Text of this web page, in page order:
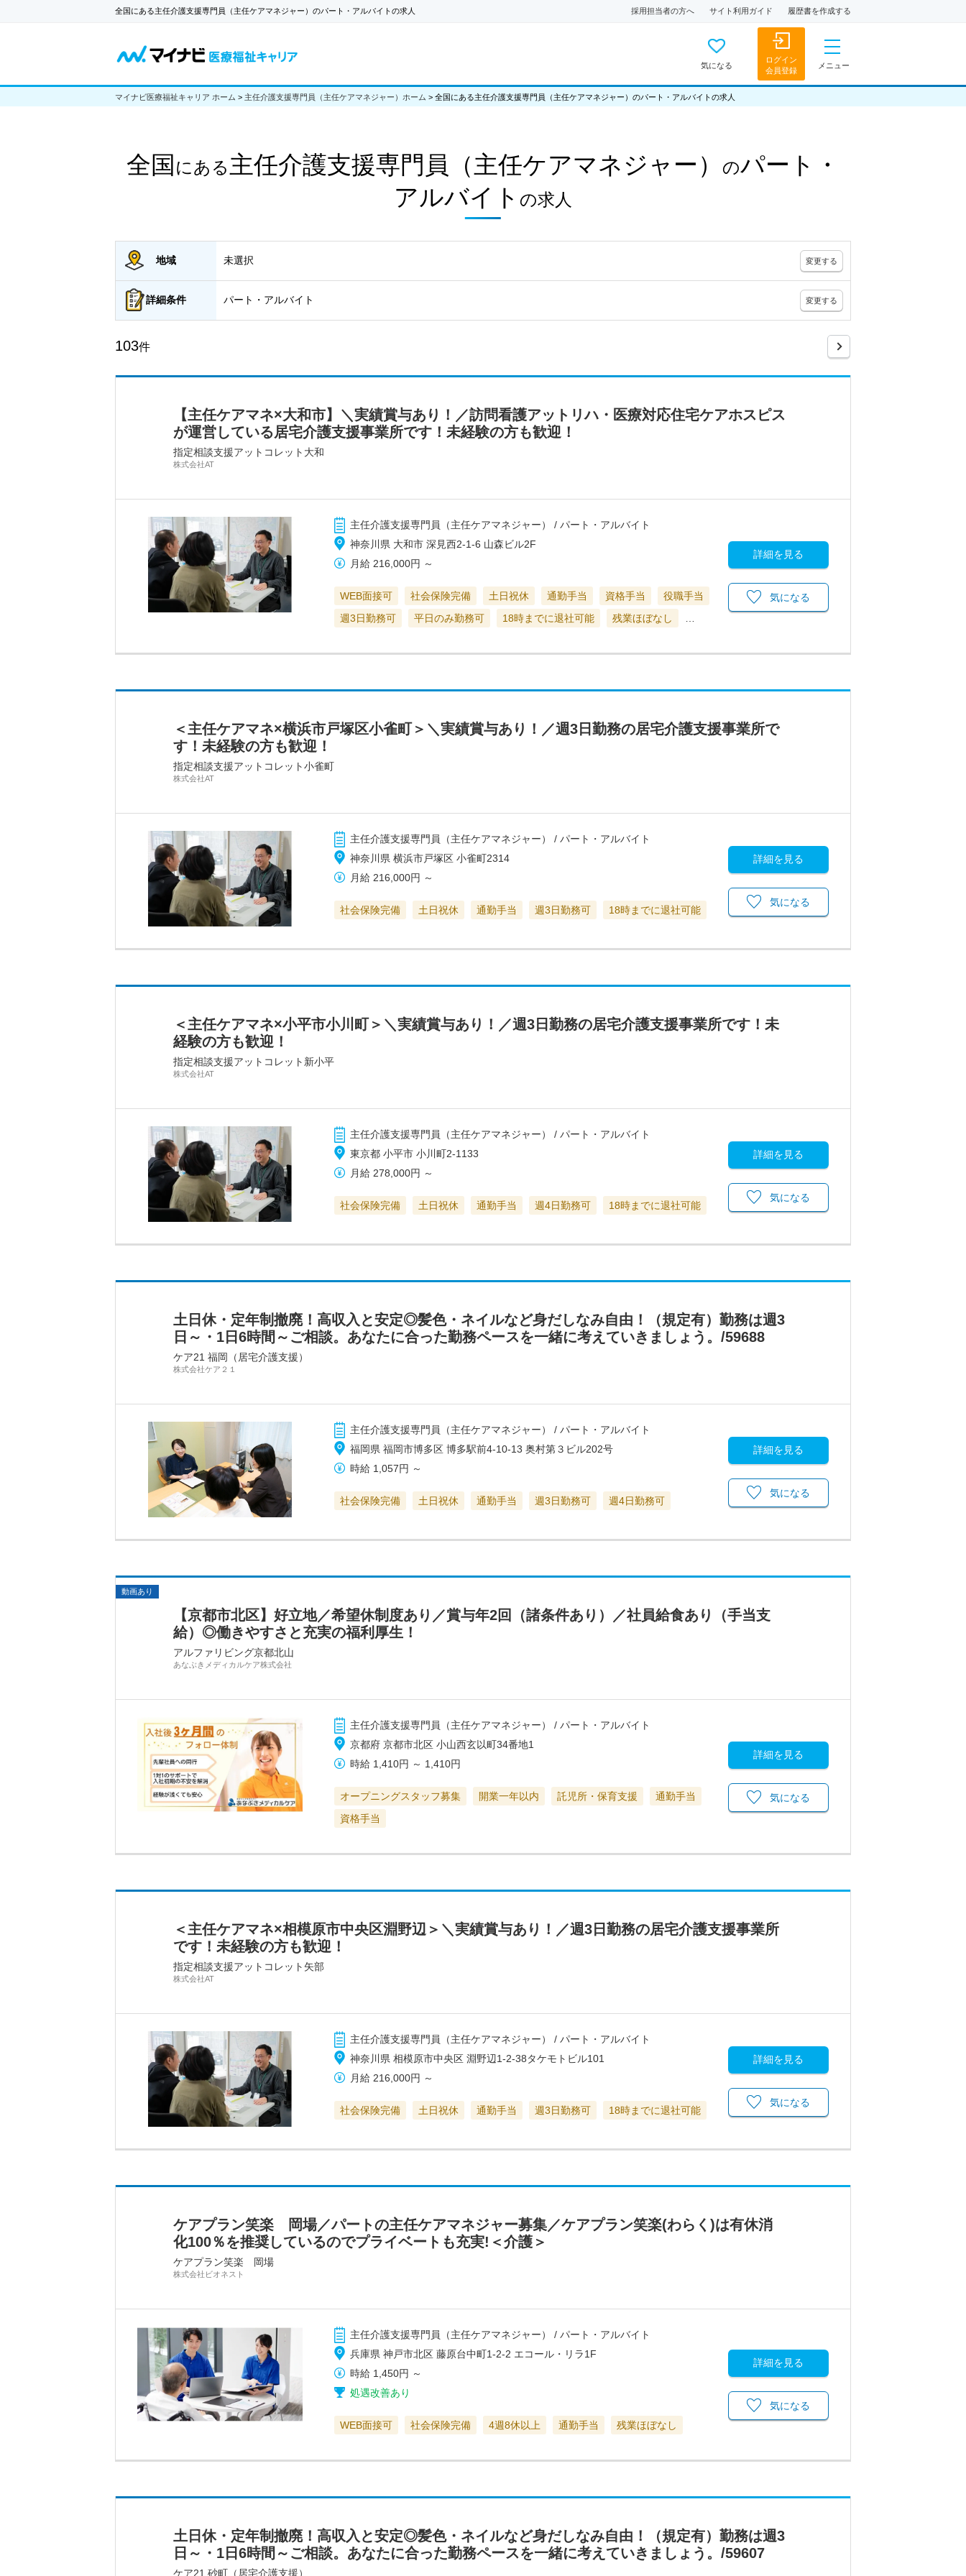
全国にある主任介護支援専門員（主任ケアマネジャー）のパート・アルバイトの求人 採用担当者の方へ サイト利用ガイド 履歴書を作成する
気になる
ログイン
会員登録
メニュー
マイナビ医療福祉キャリア ホーム > 主任介護支援専門員（主任ケアマネジャー）ホーム > 全国にある主任介護支援専門員（主任ケアマネジャー）のパート・アルバイトの求人
全国 にある 主任介護支援専門員（主任ケアマネジャー） のパート・
アルバイト の求人
地域 未選択 変更する
詳細条件 パート・アルバイト 変更する
103件
【主任ケアマネ×大和市】＼実績賞与あり！／訪問看護アットリハ・医療対応住宅ケアホスピス
が運営している居宅介護支援事業所です！未経験の方も歓迎！
指定相談支援アットコレット大和
株式会社AT
主任介護支援専門員（主任ケアマネジャー） / パート・アルバイト
神奈川県 大和市 深見西2-1-6 山森ビル2F
月給 216,000円 ～
WEB面接可 社会保険完備 土日祝休 通勤手当 資格手当
役職手当
週3日勤務可
平日のみ勤務可 18時までに退社可能 残業ほぼなし
詳細を見る
気になる
＜主任ケアマネ×横浜市戸塚区小雀町＞＼実績賞与あり！／週3日勤務の居宅介護支援事業所で
す！未経験の方も歓迎！
指定相談支援アットコレット小雀町
株式会社AT
主任介護支援専門員（主任ケアマネジャー） / パート・アルバイト
神奈川県 横浜市戸塚区 小雀町2314
月給 216,000円 ～
社会保険完備 土日祝休 通勤手当 週3日勤務可 18時までに退社可能
詳細を見る
気になる
＜主任ケアマネ×小平市小川町＞＼実績賞与あり！／週3日勤務の居宅介護支援事業所です！未
経験の方も歓迎！
指定相談支援アットコレット新小平
株式会社AT
主任介護支援専門員（主任ケアマネジャー） / パート・アルバイト
東京都 小平市 小川町2-1133
月給 278,000円 ～
社会保険完備 土日祝休 通勤手当 週4日勤務可 18時までに退社可能
詳細を見る
気になる
土日休・定年制撤廃！高収入と安定◎髪色・ネイルなど身だしなみ自由！（規定有）勤務は週3
日～・1日6時間～ご相談。あなたに合った勤務ペースを一緒に考えていきましょう。/59688
ケア21 福岡（居宅介護支援）
株式会社ケア２１
主任介護支援専門員（主任ケアマネジャー） / パート・アルバイト
福岡県 福岡市博多区 博多駅前4-10-13 奥村第３ビル202号
時給 1,057円 ～
社会保険完備 土日祝休 通勤手当 週3日勤務可 週4日勤務可
詳細を見る
気になる
動画あり
【京都市北区】好立地／希望休制度あり／賞与年2回（諸条件あり）／社員給食あり（手当支
給）◎働きやすさと充実の福利厚生！
アルファリビング京都北山
あなぶきメディカルケア株式会社
主任介護支援専門員（主任ケアマネジャー） / パート・アルバイト
京都府 京都市北区 小山西玄以町34番地1
時給 1,410円 ～ 1,410円
オープニングスタッフ募集 開業一年以内 託児所・保育支援
通勤手当
資格手当
詳細を見る
気になる
＜主任ケアマネ×相模原市中央区淵野辺＞＼実績賞与あり！／週3日勤務の居宅介護支援事業所
です！未経験の方も歓迎！
指定相談支援アットコレット矢部
株式会社AT
主任介護支援専門員（主任ケアマネジャー） / パート・アルバイト
神奈川県 相模原市中央区 淵野辺1-2-38タケモトビル101
月給 216,000円 ～
社会保険完備 土日祝休 通勤手当 週3日勤務可 18時までに退社可能
詳細を見る
気になる
ケアプラン笑楽 岡場／パートの主任ケアマネジャー募集／ケアプラン笑楽(わらく)は有休消
化100％を推奨しているのでプライベートも充実!＜介護＞
ケアプラン笑楽 岡場
株式会社ビオネスト
主任介護支援専門員（主任ケアマネジャー） / パート・アルバイト
兵庫県 神戸市北区 藤原台中町1-2-2 エコール・リラ1F
時給 1,450円 ～
処遇改善あり
WEB面接可 社会保険完備 4週8休以上 通勤手当 残業ほぼなし
詳細を見る
気になる
土日休・定年制撤廃！高収入と安定◎髪色・ネイルなど身だしなみ自由！（規定有）勤務は週3
日～・1日6時間～ご相談。あなたに合った勤務ペースを一緒に考えていきましょう。/59607
ケア21 砂町（居宅介護支援）